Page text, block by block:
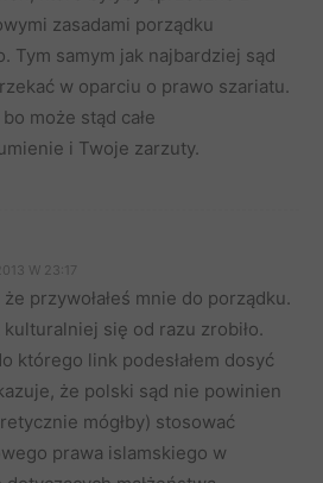
zasadami porządku
Tym samym jak najbardziej sąd
w oparciu o prawo szariatu.
może stąd całe
i Twoje zarzuty.
W 23:17
przywołałeś mnie do porządku.
kulturalniej się od razu zrobiło.
którego link podesłałem dosyć
że polski sąd nie powinien
mógłby) stosować
prawa islamskiego w